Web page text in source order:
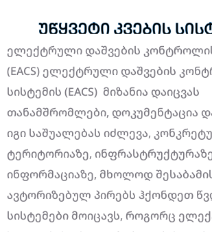
ელექტრული დაშვების
(EACS) ელექტრული დაშვების
სისტემის (EACS) მიზანია დაიცვას
თანამშრომლები, დოკუმენტაცია
იგი საშუალებას იძლევა,
ტერიტორიაზე,
ინფორმაციაზე, მხოლოდ
ავტორიზებულ პირებს ჰქონდეთ
სისტემები მოიცავს, როგორც